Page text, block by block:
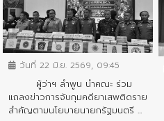
ข่าวสารจังหวัด
วันที่ 22 มิ.ย. 2569, 09:45
ผู้ว่าฯ ลำพูน นำคณะ ร่วม
แถลงข่าวการจับกุมคดียาเสพติดราย
สำคัญตามนโยบายนายกรัฐมนตรี ...